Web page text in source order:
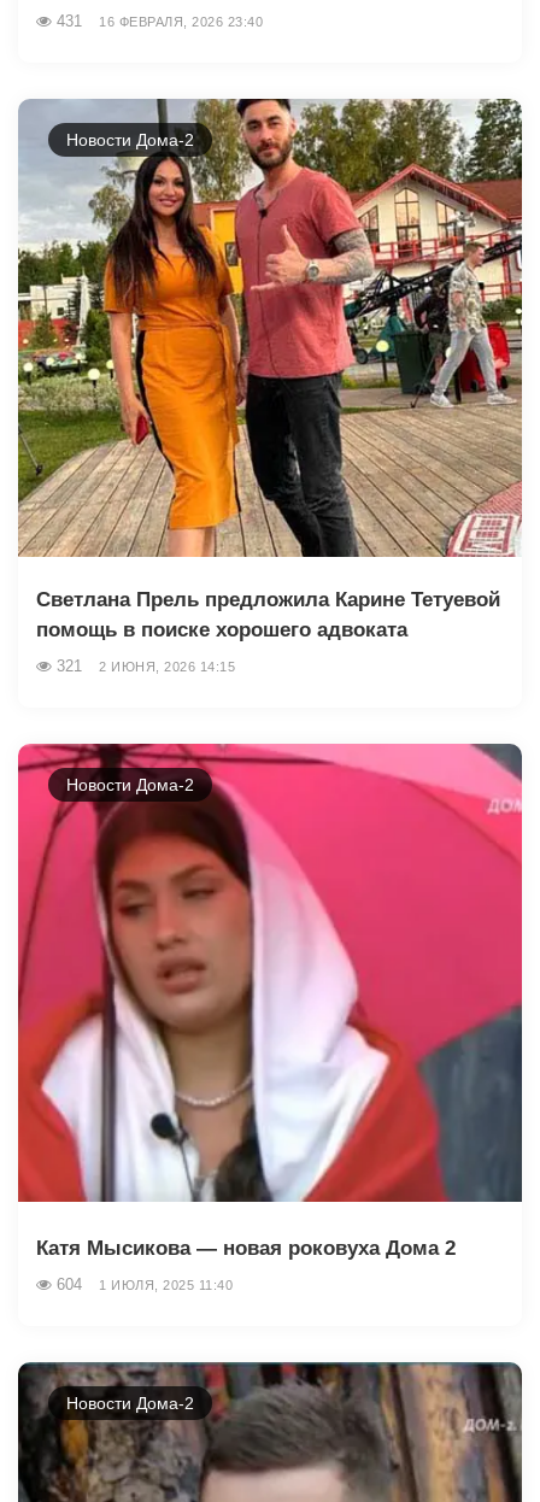
431 16 ФЕВРАЛЯ, 2026 23:40
Новости Дома-2
Светлана Прель предложила Карине Тетуевой
помощь в поиске хорошего адвоката
321 2 ИЮНЯ, 2026 14:15
Новости Дома-2
Катя Мысикова — новая роковуха Дома 2
604 1 ИЮЛЯ, 2025 11:40
Новости Дома-2